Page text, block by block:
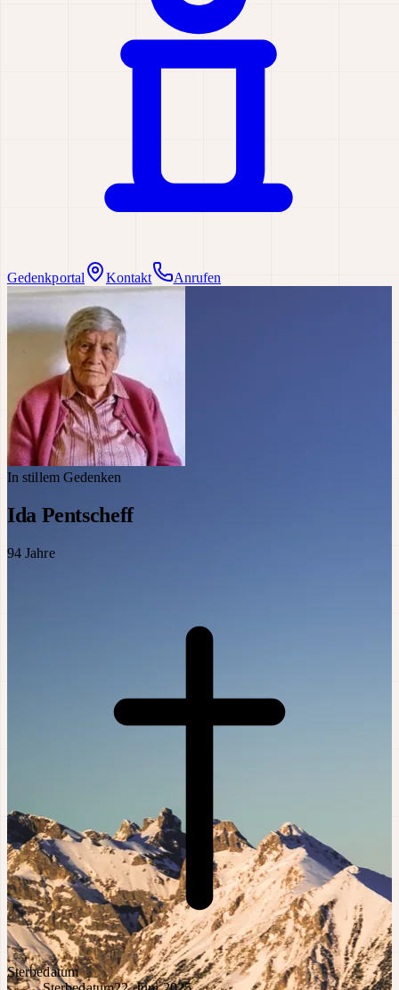
Gedenkportal Kontakt Anrufen
In stillem Gedenken
Ida Pentscheff
94 Jahre
Sterbedatum